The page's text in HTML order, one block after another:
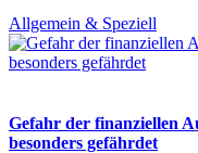
Allgemein & Speziell
Gefahr der finanziellen
besonders gefährdet